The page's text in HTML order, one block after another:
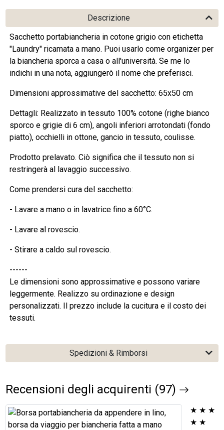
Descrizione
Sacchetto portabiancheria in cotone grigio con etichetta
"Laundry" ricamata a mano. Puoi usarlo come organizer per
la biancheria sporca a casa o all'università. Se me lo
indichi in una nota, aggiungerò il nome che preferisci.
Dimensioni approssimative del sacchetto: 65x50 cm
Dettagli: Realizzato in tessuto 100% cotone (righe bianco
sporco e grigie di 6 cm), angoli inferiori arrotondati (fondo
piatto), occhielli in ottone, gancio in tessuto, coulisse.
Prodotto prelavato. Ciò significa che il tessuto non si
restringerà al lavaggio successivo.
Come prendersi cura del sacchetto:
- Lavare a mano o in lavatrice fino a 60°C.
- Lavare al rovescio.
- Stirare a caldo sul rovescio.
------
Le dimensioni sono approssimative e possono variare
leggermente. Realizzo su ordinazione e design
personalizzati. Il prezzo include la cucitura e il costo dei
tessuti.
Spedizioni & Rimborsi
Recensioni degli acquirenti (97)
★ ★ ★
★ ★